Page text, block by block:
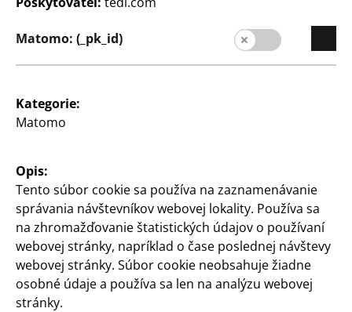
Domácnosť
Metlička na sneh
zo silikónu, rôzne farby
1 55
€
Odmerka
1 l, z plastu, rôzne farby
1 €
Matomo: (_pk_id)
Kategorie:
Matomo
Opis:
Tento súbor cookie sa používa na zaznamenávanie
správania návštevníkov webovej lokality. Používa sa
na zhromažďovanie štatistických údajov o používaní
webovej stránky, napríklad o čase poslednej návštevy
webovej stránky. Súbor cookie neobsahuje žiadne
osobné údaje a používa sa len na analýzu webovej
stránky.